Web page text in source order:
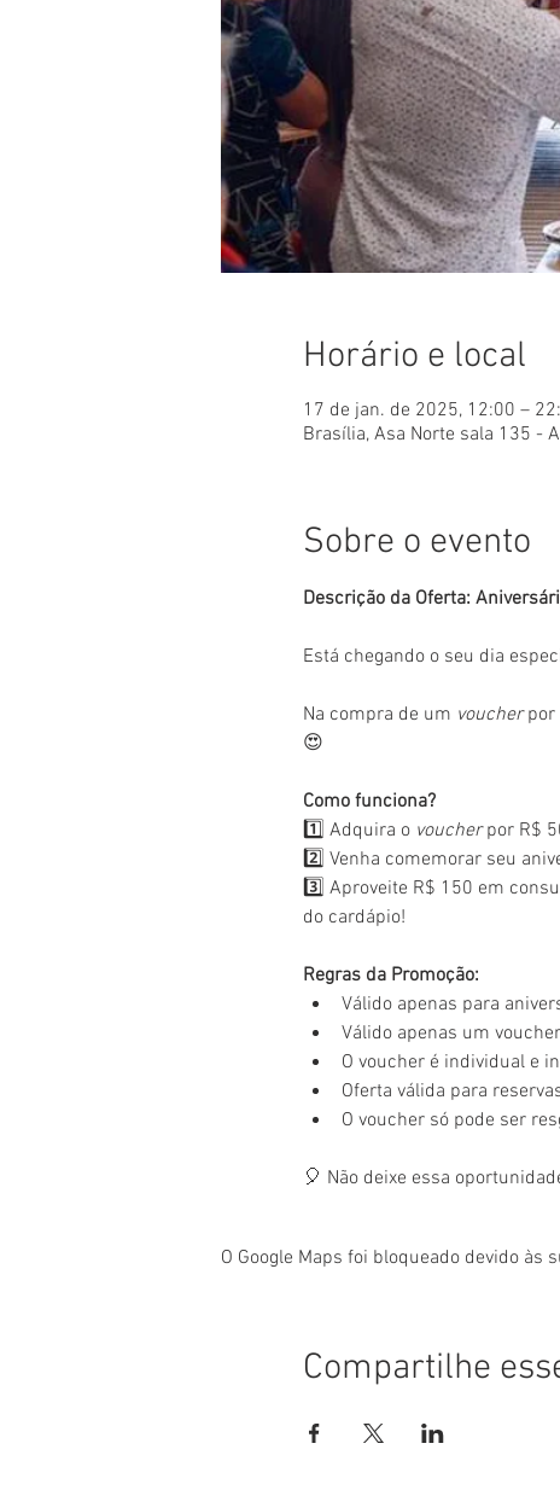
Horário e local
17 de jan. de 2025, 12:00 –
Brasília, Asa Norte sala 135 -
Sobre o evento
Descrição da Oferta:
Está chegando o seu dia
Na compra de um voucher por
😍
Como funciona?
1️⃣ Adquira o voucher por R$
2️⃣ Venha comemorar seu
3️⃣ Aproveite R$ 150 em
do cardápio!
Regras da Promoção:
Válido apenas para
Válido apenas um
O voucher é individual e
Oferta válida para
O voucher só pode ser
🎈 Não deixe essa
O Google Maps foi bloqueado devido
Compartilhe